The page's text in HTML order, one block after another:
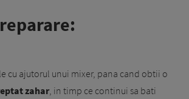
cu ajutorul unui mixer, pana cand obtii o
zahar, in timp ce continui sa bati